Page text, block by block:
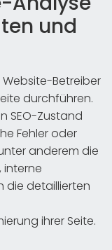
und
Betreiber
durchführen.
SEO-Zustand
Fehler oder
anderem die
, interne
die detaillierten
ihrer Seite.